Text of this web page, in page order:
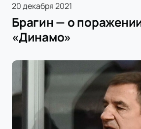
20 декабря 2021
Брагин — о
«Динамо»